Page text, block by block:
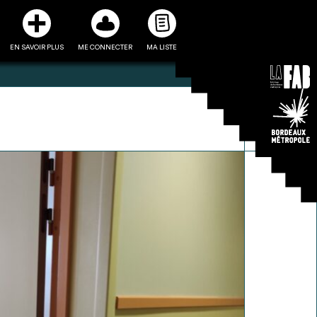
EN SAVOIR PLUS ME CONNECTER MA LISTE
et ses fiches
comme
la conception
Être recontacté afin d’obtenir